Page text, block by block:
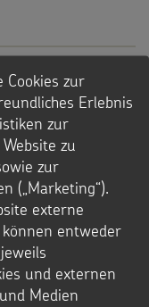
Cookies zur
Erlebnis
zur
zu
zur
(„Marketing“).
externe
können entweder
und externen
Medien